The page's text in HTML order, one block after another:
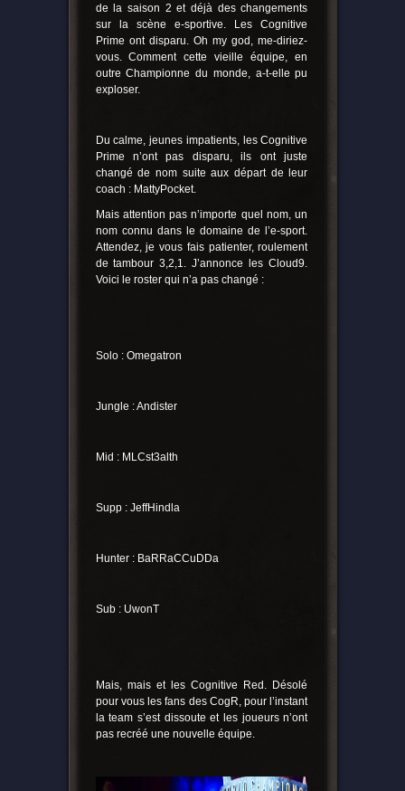
de la saison 2 et déjà des changements
sur la scène e-sportive. Les Cognitive
Prime ont disparu. Oh my god, me-diriez-
vous. Comment cette vieille équipe, en
outre Championne du monde, a-t-elle pu
exploser.
Du calme, jeunes impatients, les Cognitive
Prime n’ont pas disparu, ils ont juste
changé de nom suite aux départ de leur
coach : MattyPocket.
Mais attention pas n’importe quel nom, un
nom connu dans le domaine de l’e-sport.
Attendez, je vous fais patienter, roulement
de tambour 3,2,1. J’annonce les Cloud9.
Voici le roster qui n’a pas changé :
Solo : Omegatron
Jungle : Andister
Mid : MLCst3alth
Supp : JeffHindla
Hunter : BaRRaCCuDDa
Sub : UwonT
Mais, mais et les Cognitive Red. Désolé
pour vous les fans des CogR, pour l’instant
la team s’est dissoute et les joueurs n’ont
pas recréé une nouvelle équipe.